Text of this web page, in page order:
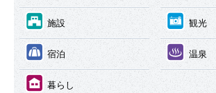
⑦ 施設 ⑧ 観光
⑨ 宿泊 ⑩ 温泉
⑪ 暮らし